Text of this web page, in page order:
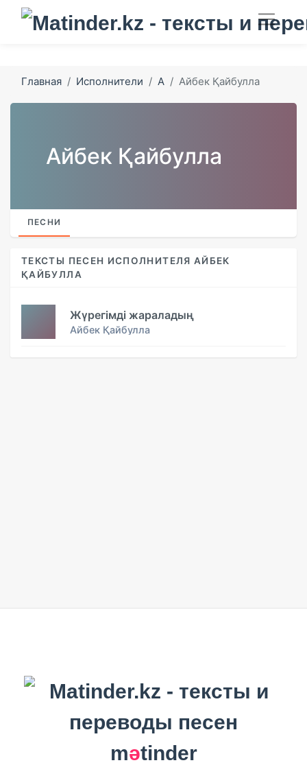
Главная Исполнители А Айбек Қайбулла
Айбек Қайбулла
ПЕСНИ
ТЕКСТЫ ПЕСЕН ИСПОЛНИТЕЛЯ АЙБЕК
ҚАЙБУЛЛА
Жүрегімді жараладың
Айбек Қайбулла
mәtinder